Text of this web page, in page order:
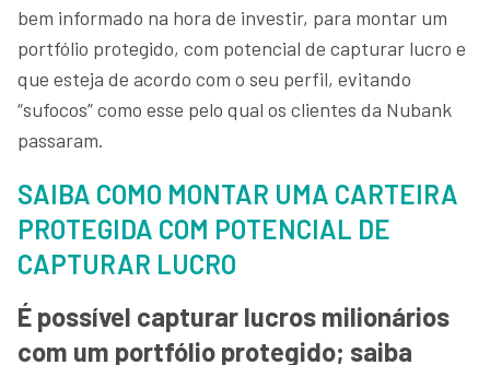
bem informado na hora de investir, para montar um
portfólio protegido, com potencial de capturar lucro e
que esteja de acordo com o seu perfil, evitando
“sufocos” como esse pelo qual os clientes da Nubank
passaram.
SAIBA COMO MONTAR UMA CARTEIRA
PROTEGIDA COM POTENCIAL DE
CAPTURAR LUCRO
É possível capturar lucros milionários
com um portfólio protegido; saiba